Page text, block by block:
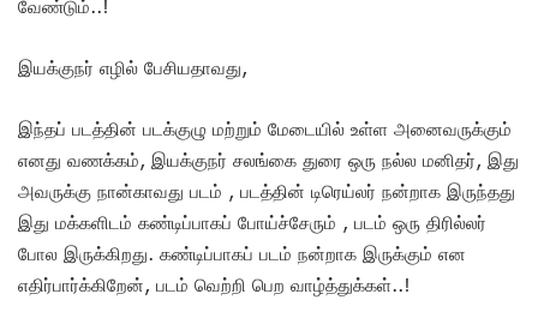
வேண்டும்..!
இயக்குநர் எழில் பேசியதாவது,
இந்தப் படத்தின் படக்குழு மற்றும் மேடையில் உள்ள அனைவருக்கும்
எனது வணக்கம், இயக்குநர் சலங்கை துரை ஒரு நல்ல மனிதர், இது
அவருக்கு நான்காவது படம் , படத்தின் டிரெய்லர் நன்றாக இருந்தது
இது மக்களிடம் கண்டிப்பாகப் போய்ச்சேரும் , படம் ஒரு திரில்லர்
போல இருக்கிறது. கண்டிப்பாகப் படம் நன்றாக இருக்கும் என
எதிர்பார்க்கிறேன், படம் வெற்றி பெற வாழ்த்துக்கள்..!